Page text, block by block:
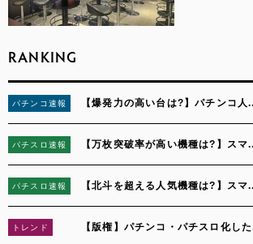
RANKING
1
パチンコ速報 【爆発力の高い台は?】パチンコ人
2
パチスロ速報 【万枚突破率が高い機種は?】スマ
3
パチスロ速報 【北斗を超える人気機種は?】スマ
4
トレンド 【版権】パチンコ・パチスロ化し